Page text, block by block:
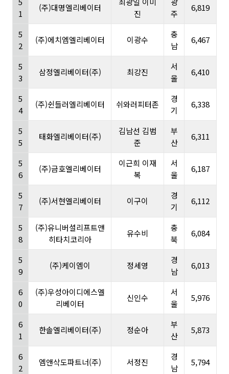
1
(주)대명엘리베이터
진
주
6,819
5
2
(주)에치엠엘리베이터 이광수
충
남
6,467
5
3
삼정엘리베이터(주) 최강진
서
울
6,410
5
4
(주)쉰들러엘리베이터 쉬와러피터존
경
기
6,338
5
5
태화엘리베이터(주)
김남선 김범
준
부
산
6,311
5
6
(주)금호엘리베이터
이근희 이재
복
서
울
6,187
5
7
(주)서현엘리베이터 이구이
경
기
6,112
5
8
(주)유니버셜리프트앤
히타치코리아
유수비
충
북
6,084
5
9
(주)케이엠이 정세영
경
남
6,013
6
0
(주)우성아이디에스엘
리베이터
신인수
서
울
5,976
6
1
한솔엘리베이터(주) 정순아
부
산
5,873
6
2
엠앤삭도파트너(주) 서정진
경
남
5,794